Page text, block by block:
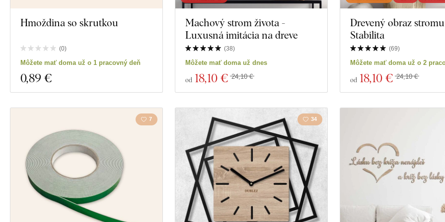
Exkluzivita
Hĺbka
Motivácia
Hmyz
Jedlo a nápoje Osobnosti
Zobraziť 3171 produktov Zavrieť filter
Hmoždina so skrutkou
(0)
Môžete mať doma už o 1 pracovný deň
0,89 €
Machový strom života -
Luxusná imitácia na dreve
(38)
Môžete mať doma už dnes
od 18,10 € 24,10 €
Drevený obraz
Stabilita
(69)
Môžete mať doma už o 2
od 18,10 € 24,10 €
7 34